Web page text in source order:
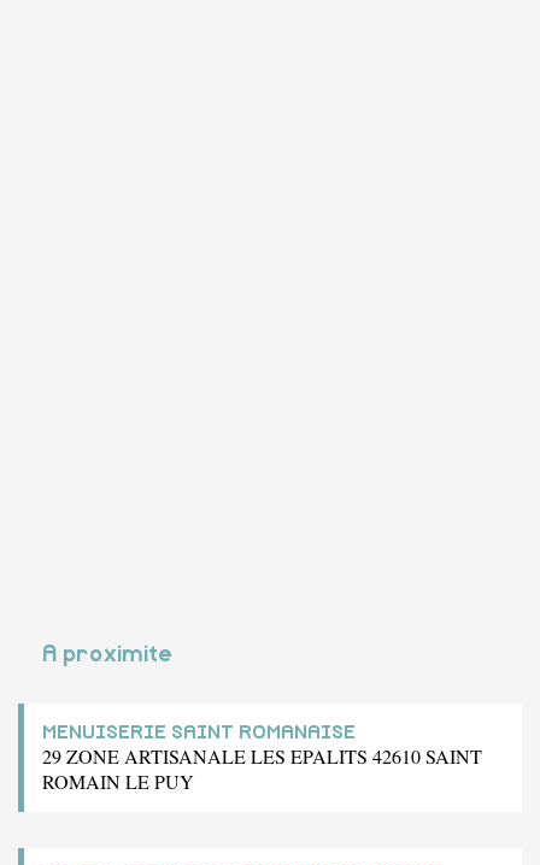
A proximite
MENUISERIE SAINT ROMANAISE
29 ZONE ARTISANALE LES EPALITS 42610 SAINT
ROMAIN LE PUY